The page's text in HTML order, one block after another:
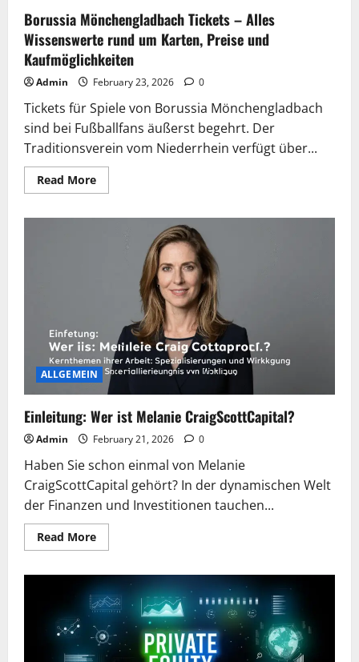
Borussia Mönchengladbach Tickets – Alles
Wissenswerte rund um Karten, Preise und
Kaufmöglichkeiten
Admin February 23, 2026 0
Tickets für Spiele von Borussia Mönchengladbach
sind bei Fußballfans äußerst begehrt. Der
Traditionsverein vom Niederrhein verfügt über...
Read MoreRead
more
Mönchengladbach
Wissenswerte
Kaufmöglichkeiten
ALLGEMEIN
Einleitung: Wer ist Melanie CraigScottCapital?
Admin February 21, 2026 0
Haben Sie schon einmal von Melanie
CraigScottCapital gehört? In der dynamischen Welt
der Finanzen und Investitionen tauchen...
Read MoreRead
more
Wer
ist
Melanie
CraigScottCapital?